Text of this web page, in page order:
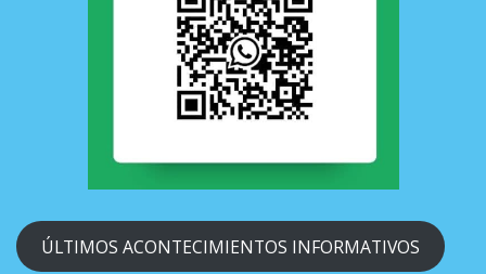
ÚLTIMOS ACONTECIMIENTOS INFORMATIVOS